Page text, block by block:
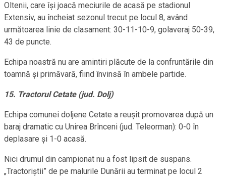
Oltenii, care îşi joacă meciurile de acasă pe stadionul
Extensiv, au încheiat sezonul trecut pe locul 8, având
următoarea linie de clasament: 30-11-10-9, golaveraj 50-39,
43 de puncte.
Echipa noastră nu are amintiri plăcute de la confruntările din
toamnă şi primăvară, fiind învinsă în ambele partide.
15. Tractorul Cetate (jud. Dolj)
Echipa comunei doljene Cetate a reuşit promovarea după un
baraj dramatic cu Unirea Brînceni (jud. Teleorman): 0-0 în
deplasare şi 1-0 acasă.
Nici drumul din campionat nu a fost lipsit de suspans.
„Tractoriştii” de pe malurile Dunării au terminat pe locul 2